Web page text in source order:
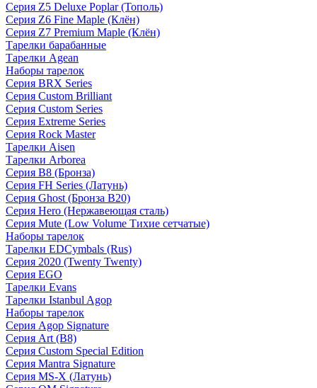
Серия Z5 Deluxe Poplar (Тополь)
Серия Z6 Fine Maple (Клён)
Серия Z7 Premium Maple (Клён)
Тарелки барабанные
Тарелки Agean
Наборы тарелок
Серия BRX Series
Серия Custom Brilliant
Серия Custom Series
Серия Extreme Series
Серия Rock Master
Тарелки Aisen
Тарелки Arborea
Серия B8 (Бронза)
Серия FH Series (Латунь)
Серия Ghost (Бронза B20)
Серия Hero (Нержавеющая сталь)
Серия Mute (Low Volume Тихие сетчатые)
Наборы тарелок
Тарелки EDCymbals (Rus)
Серия 2020 (Twenty Twenty)
Серия EGO
Тарелки Evans
Тарелки Istanbul Agop
Наборы тарелок
Серия Agop Signature
Серия Art (B8)
Серия Custom Special Edition
Серия Mantra Signature
Серия MS-X (Латунь)